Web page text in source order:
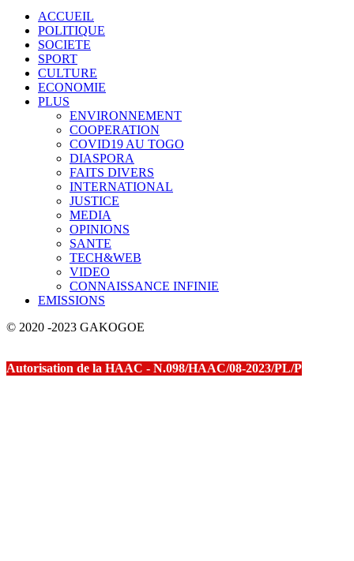
ACCUEIL
POLITIQUE
SOCIETE
SPORT
CULTURE
ECONOMIE
PLUS
ENVIRONNEMENT
COOPERATION
COVID19 AU TOGO
DIASPORA
FAITS DIVERS
INTERNATIONAL
JUSTICE
MEDIA
OPINIONS
SANTE
TECH&WEB
VIDEO
CONNAISSANCE INFINIE
EMISSIONS
© 2020 -2023 GAKOGOE
Autorisation de la HAAC - N.098/HAAC/08-2023/PL/P